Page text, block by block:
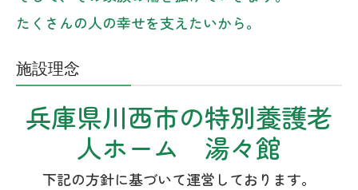
たくさんの人の幸せを支えたいから。
施設理念
兵庫県川西市の特別養護老
人ホーム 湯々館
下記の方針に基づいて運営しております。